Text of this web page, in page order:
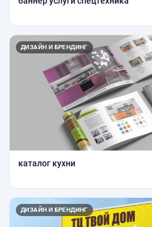
ДИЗАЙН И БРЕНДИНГ
каталог кухни
ДИЗАЙН И БРЕНДИНГ